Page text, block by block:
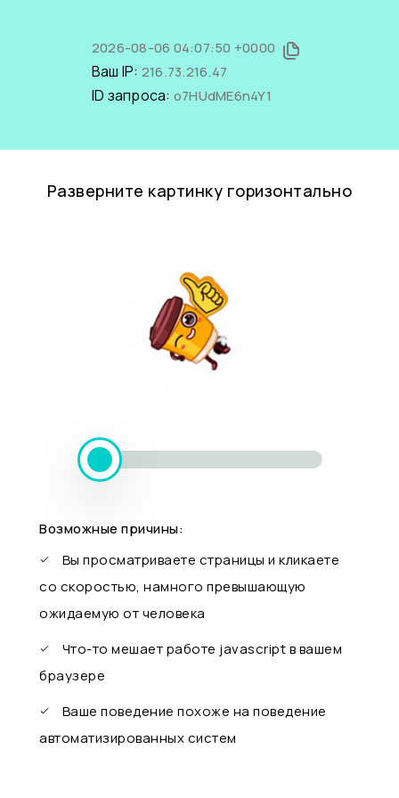
2026-08-06 04:07:50 +0000
Ваш IP: 216.73.216.47
ID запроса: o7HUdME6n4Y1
Разверните картинку горизонтально
Возможные причины:
Вы просматриваете страницы и кликаете
со скоростью, намного превышающую
ожидаемую от человека
Что-то мешает работе javascript в вашем
браузере
Ваше поведение похоже на поведение
автоматизированных систем